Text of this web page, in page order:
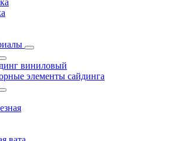
виниловый
элементы сайдинга